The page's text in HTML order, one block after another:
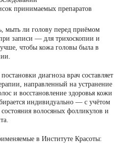
принимаемых препаратов
мыть ли голову перед приёмом
записи — для трихоскопии и
чтобы кожа головы была в
диагноза врач составляет
направленный на устранение
и восстановление здоровья кожи
индивидуально — с учётом
волосяных фолликулов и
в Институте Красоты: